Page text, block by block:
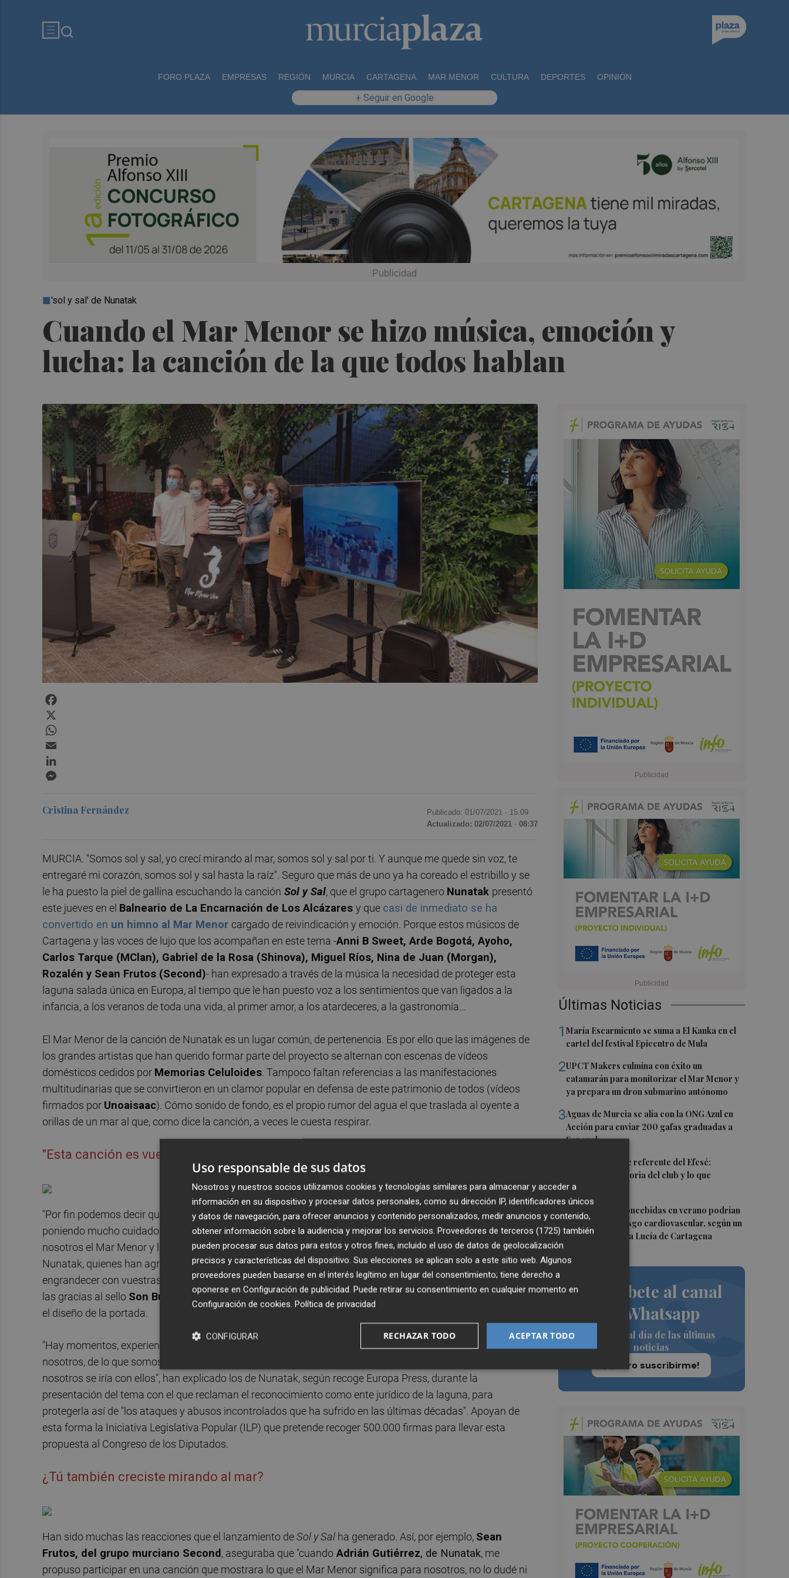
FORO PLAZA EMPRESAS REGIÓN MURCIA CARTAGENA MAR MENOR CULTURA DEPORTES OPINIÓN
+ Seguir en Google
Cuando el Mar Menor se hizo música, emoción y
lucha: la canción de la que todos hablan
'sol y sal' de Nunatak
Últimas Noticias
1María Escarmiento se suma a El Kanka en el
cartel del festival Epicentro de Mula
2UPCT Makers culmina con éxito un
catamarán para monitorizar el Mar Menor y
ya prepara un dron submarino autónomo
3Aguas de Murcia se alía con la ONG Azul en
Acción para enviar 200 gafas graduadas a
Senegal
Toni Villa, fichaje referente del Efesé:
"Conozco la historia del club y lo que
representa"
5Las personas concebidas en verano podrían
tener mayor riesgo cardiovascular, según un
estudio del Santa Lucía de Cartagena
Suscríbete al canal
de Whatsapp
Siempre al día de las últimas
noticias
¡Quiero suscribirme!
Cristina Fernández Publicado: 01/07/2021 · 15:09
Actualizado: 02/07/2021 · 08:37
MURCIA. "Somos sol y sal, yo crecí mirando al mar, somos sol y sal por ti. Y aunque me quede sin voz, te
entregaré mi corazón, somos sol y sal hasta la raíz". Seguro que más de uno ya ha coreado el estribillo y se
le ha puesto la piel de gallina escuchando la canción Sol y Sal, que el grupo cartagenero Nunatak presentó
este jueves en el Balneario de La Encarnación de Los Alcázares y que casi de inmediato se ha
convertido en un himno al Mar Menor cargado de reivindicación y emoción. Porque estos músicos de
Cartagena y las voces de lujo que los acompañan en este tema -Anni B Sweet, Arde Bogotá, Ayoho,
Carlos Tarque (MClan), Gabriel de la Rosa (Shinova), Miguel Ríos, Nina de Juan (Morgan),
Rozalén y Sean Frutos (Second)- han expresado a través de la música la necesidad de proteger esta
laguna salada única en Europa, al tiempo que le han puesto voz a los sentimientos que van ligados a la
infancia, a los veranos de toda una vida, al primer amor, a los atardeceres, a la gastronomía...
El Mar Menor de la canción de Nunatak es un lugar común, de pertenencia. Es por ello que las imágenes de
los grandes artistas que han querido formar parte del proyecto se alternan con escenas de vídeos
domésticos cedidos por Memorias Celuloides. Tampoco faltan referencias a las manifestaciones
multitudinarias que se convirtieron en un clamor popular en defensa de este patrimonio de todos (vídeos
firmados por Unoaisaac). Cómo sonido de fondo, es el propio rumor del agua el que traslada al oyente a
orillas de un mar al que, como dice la canción, a veces le cuesta respirar.
"Esta canción es vuestra"
"Por fin podemos decir que Sol y sales vuestra. Han sido varios meses trabajando en esta canción,
poniendo mucho cuidado y cariño en cada detalle. Hemos tratado de contaros lo que significa para
nosotros el Mar Menor y lo importante que es cuidarlo y protegerlo", han manifestado los componentes de
Nunatak, quienes han agradecido a los artistas que han colaborado su participación en el proyecto: "Por
engrandecer con vuestras voces un mensaje que creemos que es muy importante". Igualmente, han dado
las gracias al sello Son Buenos , al productor musicalLalo Gómez-Vizcaíno Ruizy aManel Aquilespor
el diseño de la portada.
"Hay momentos, experiencias y lugares que nos acompañan para siempre, nos moldean y forman parte de
nosotros, de lo que somos. Si esos recuerdos se borrarán, si esos lugares dejarán de existir, una parte de
nosotros se iría con ellos", han explicado los de Nunatak, según recoge Europa Press, durante la
presentación del tema con el que reclaman el reconocimiento como ente jurídico de la laguna, para
protegerla así de "los ataques y abusos incontrolados que ha sufrido en las últimas décadas". Apoyan de
esta forma la Iniciativa Legislativa Popular (ILP) que pretende recoger 500.000 firmas para llevar esta
propuesta al Congreso de los Diputados.
¿Tú también creciste mirando al mar?
Han sido muchas las reacciones que el lanzamiento deSol y Sal ha generado. Así, por ejemplo, Sean
Frutos, del grupo murciano Second, aseguraba que "cuando Adrián Gutiérrez, de Nunatak, me
propuso participar en una canción que mostrara lo que el Mar Menor significa para nosotros, no lo dudé ni
Uso responsable de sus datos
Nosotros y nuestros socios utilizamos cookies y tecnologías similares para almacenar y acceder a
información en su dispositivo y procesar datos personales, como su dirección IP, identificadores únicos
y datos de navegación, para ofrecer anuncios y contenido personalizados, medir anuncios y contenido,
obtener información sobre la audiencia y mejorar los servicios. Proveedores de terceros (1725) también
pueden procesar sus datos para estos y otros fines, incluido el uso de datos de geolocalización
precisos y características del dispositivo. Sus elecciones se aplican solo a este sitio web. Algunos
proveedores pueden basarse en el interés legítimo en lugar del consentimiento; tiene derecho a
oponerse en Configuración de publicidad. Puede retirar su consentimiento en cualquier momento en
Configuración de cookies. Política de privacidad
ACEPTAR TODO
RECHAZAR TODO
CONFIGURAR